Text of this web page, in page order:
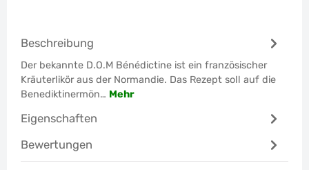
Beschreibung
Der bekannte D.O.M Bénédictine ist ein französischer
Kräuterlikör aus der Normandie. Das Rezept soll auf die
Benediktinermön… Mehr
Eigenschaften
Bewertungen